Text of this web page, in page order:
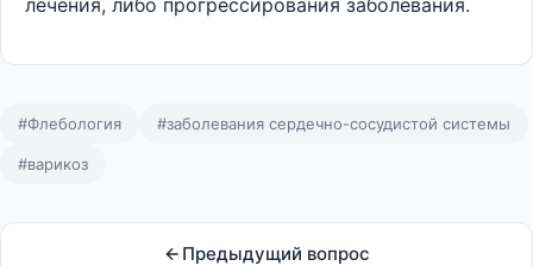
лечения, либо прогрессирования заболевания.
#Флебология #заболевания сердечно-сосудистой системы
#варикоз
Предыдущий вопрос